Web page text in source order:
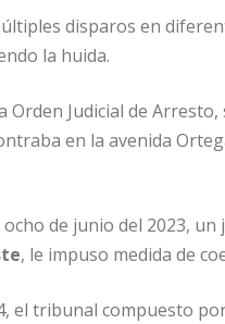
disparos en
la huida.
Judicial de
en la avenida
de junio del 2023, un
, le impuso medida de
el tribunal compuesto